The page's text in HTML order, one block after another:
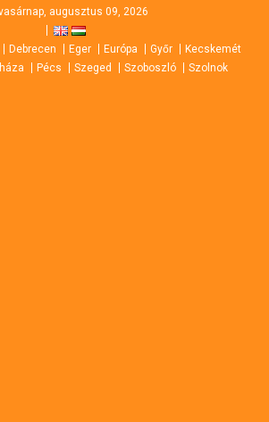
augusztus 09, 2026
Debrecen Eger Európa Győr
Kecskemét
Pécs Szeged Szoboszló Szolnok